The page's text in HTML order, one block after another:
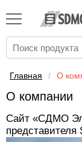
Главная / О
О компании
Сайт «СДМО
SDMO
КАТАЛОГ
О МАРКЕ
О КОМПАНИИ
ПРАЙСЫ